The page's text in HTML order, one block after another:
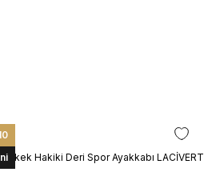
Erkek Hakiki Deri Spor Ayakkabı LACİVERT